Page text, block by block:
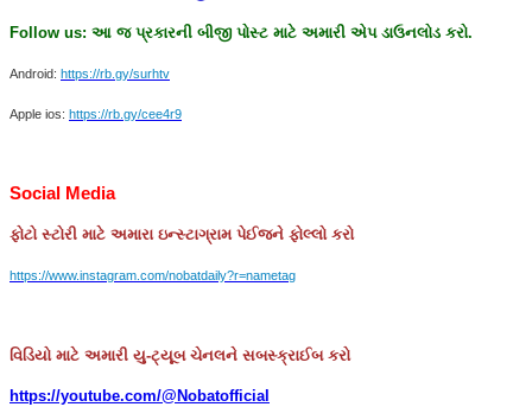
Follow us: આ જ પ્રકારની બીજી પોસ્ટ માટે અમારી એપ ડાઉનલોડ કરો.
Android: https://rb.gy/surhtv
Apple ios: https://rb.gy/cee4r9
Social Media
ફોટો સ્ટોરી માટે અમારા ઇન્સ્ટાગ્રામ પેઈજને ફોલ્લો કરો
https://www.instagram.com/nobatdaily?r=nametag
વિડિયો માટે અમારી યુ-ટ્યૂબ ચેનલને સબસ્ક્રાઈબ કરો
https://youtube.com/@Nobatofficial